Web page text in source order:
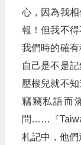
心，因為我
報！但我不
我們時的確
自己是不是
壓根兒就不
竊竊私語而
問……『
札記中，他們